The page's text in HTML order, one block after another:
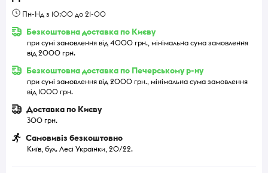
Пн-Нд з 10:00 до 21-00
Безкоштовна доставка по Києву
при сумі замовлення від 4000 грн., мінімальна сума замовлення
від 2000 грн.
Безкоштовна доставка по Печерському р-ну
при сумі замовлення від 2000 грн., мінімальна сума замовлення
від 1000 грн.
Доставка по Києву
300 грн.
Самовивіз безкоштовно
Київ, бул. Лесі Українки, 20/22.